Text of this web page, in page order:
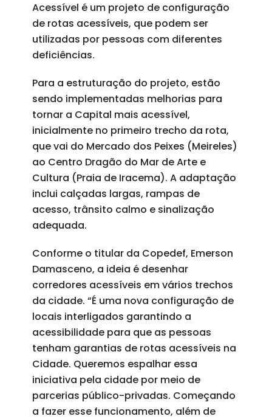
Acessível é um projeto de configuração
de rotas acessíveis, que podem ser
utilizadas por pessoas com diferentes
deficiências.
Para a estruturação do projeto, estão
sendo implementadas melhorias para
tornar a Capital mais acessível,
inicialmente no primeiro trecho da rota,
que vai do Mercado dos Peixes (Meireles)
ao Centro Dragão do Mar de Arte e
Cultura (Praia de Iracema). A adaptação
inclui calçadas largas, rampas de
acesso, trânsito calmo e sinalização
adequada.
Conforme o titular da Copedef, Emerson
Damasceno, a ideia é desenhar
corredores acessíveis em vários trechos
da cidade. “É uma nova configuração de
locais interligados garantindo a
acessibilidade para que as pessoas
tenham garantias de rotas acessíveis na
Cidade. Queremos espalhar essa
iniciativa pela cidade por meio de
parcerias público-privadas. Começando
a fazer esse funcionamento, além de